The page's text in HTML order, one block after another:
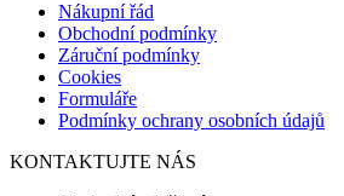
Nákupní řád
Obchodní podmínky
Záruční podmínky
Cookies
Formuláře
Podmínky ochrany osobních údajů
KONTAKTUJTE NÁS